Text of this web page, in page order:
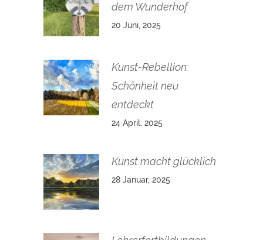
dem Wunderhof
20 Juni, 2025
Kunst-Rebellion:
Schönheit neu
entdeckt
24 April, 2025
Kunst macht glücklich
28 Januar, 2025